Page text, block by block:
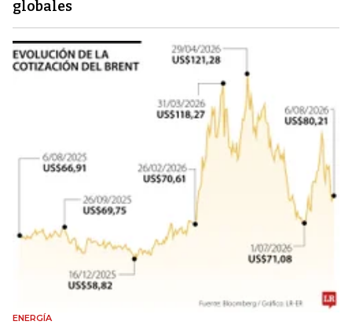
globales
ENERGÍA